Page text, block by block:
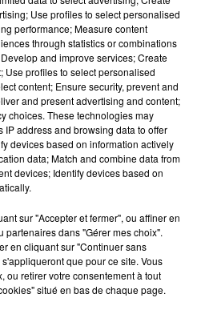
entrées à Terra Botanica !
au casting The Voice & The Voice
Use profiles to select personalised
performance; Measure content
through statistics or combinations
and improve services; Create
Use profiles to select personalised
content; Ensure security, prevent and
and present advertising and content;
choices. These technologies may
address and browsing data to offer
devices based on information actively
data; Match and combine data from
devices; Identify devices based on
sur "Accepter et fermer", ou affiner en
partenaires dans "Gérer mes choix".
en cliquant sur "Continuer sans
que pour ce site. Vous
ou retirer votre consentement à tout
situé en bas de chaque page.